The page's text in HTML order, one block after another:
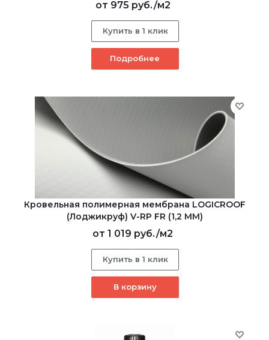
от 975 руб./м2
Купить в 1 клик
Подробнее
Кровельная полимерная мембрана LOGICROOF
(Лоджикруф) V-RP FR (1,2 ММ)
от 1 019 руб./м2
Купить в 1 клик
В корзину